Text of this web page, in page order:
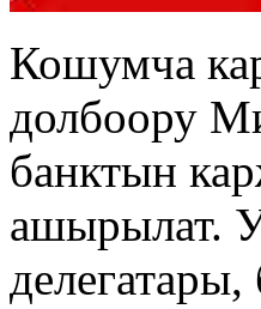
Кошумча
долбоору
банктын
ашырылат.